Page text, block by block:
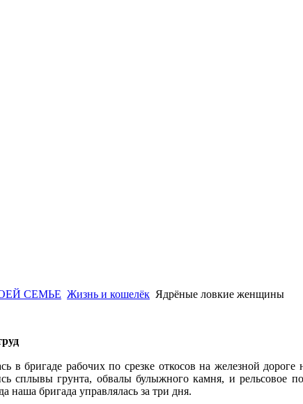
СЕМЬЕ Жизнь и кошелёк Ядрёные ловкие женщины
в бригаде рабочих по срезке откосов на железной
сплывы грунта, обвалы булыжного камня, и рельсовое
наша бригада управлялась за три дня.